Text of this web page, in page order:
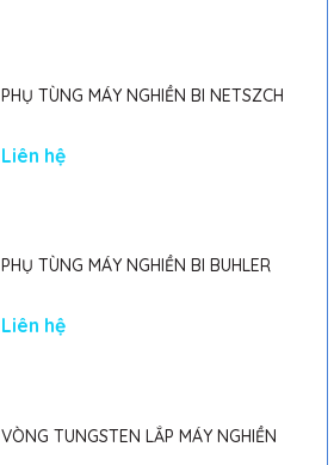
PHỤ TÙNG MÁY NGHIỀN BI NETSZCH
Liên hệ
PHỤ TÙNG MÁY NGHIỀN BI BUHLER
Liên hệ
VÒNG TUNGSTEN LẮP MÁY NGHIỀN